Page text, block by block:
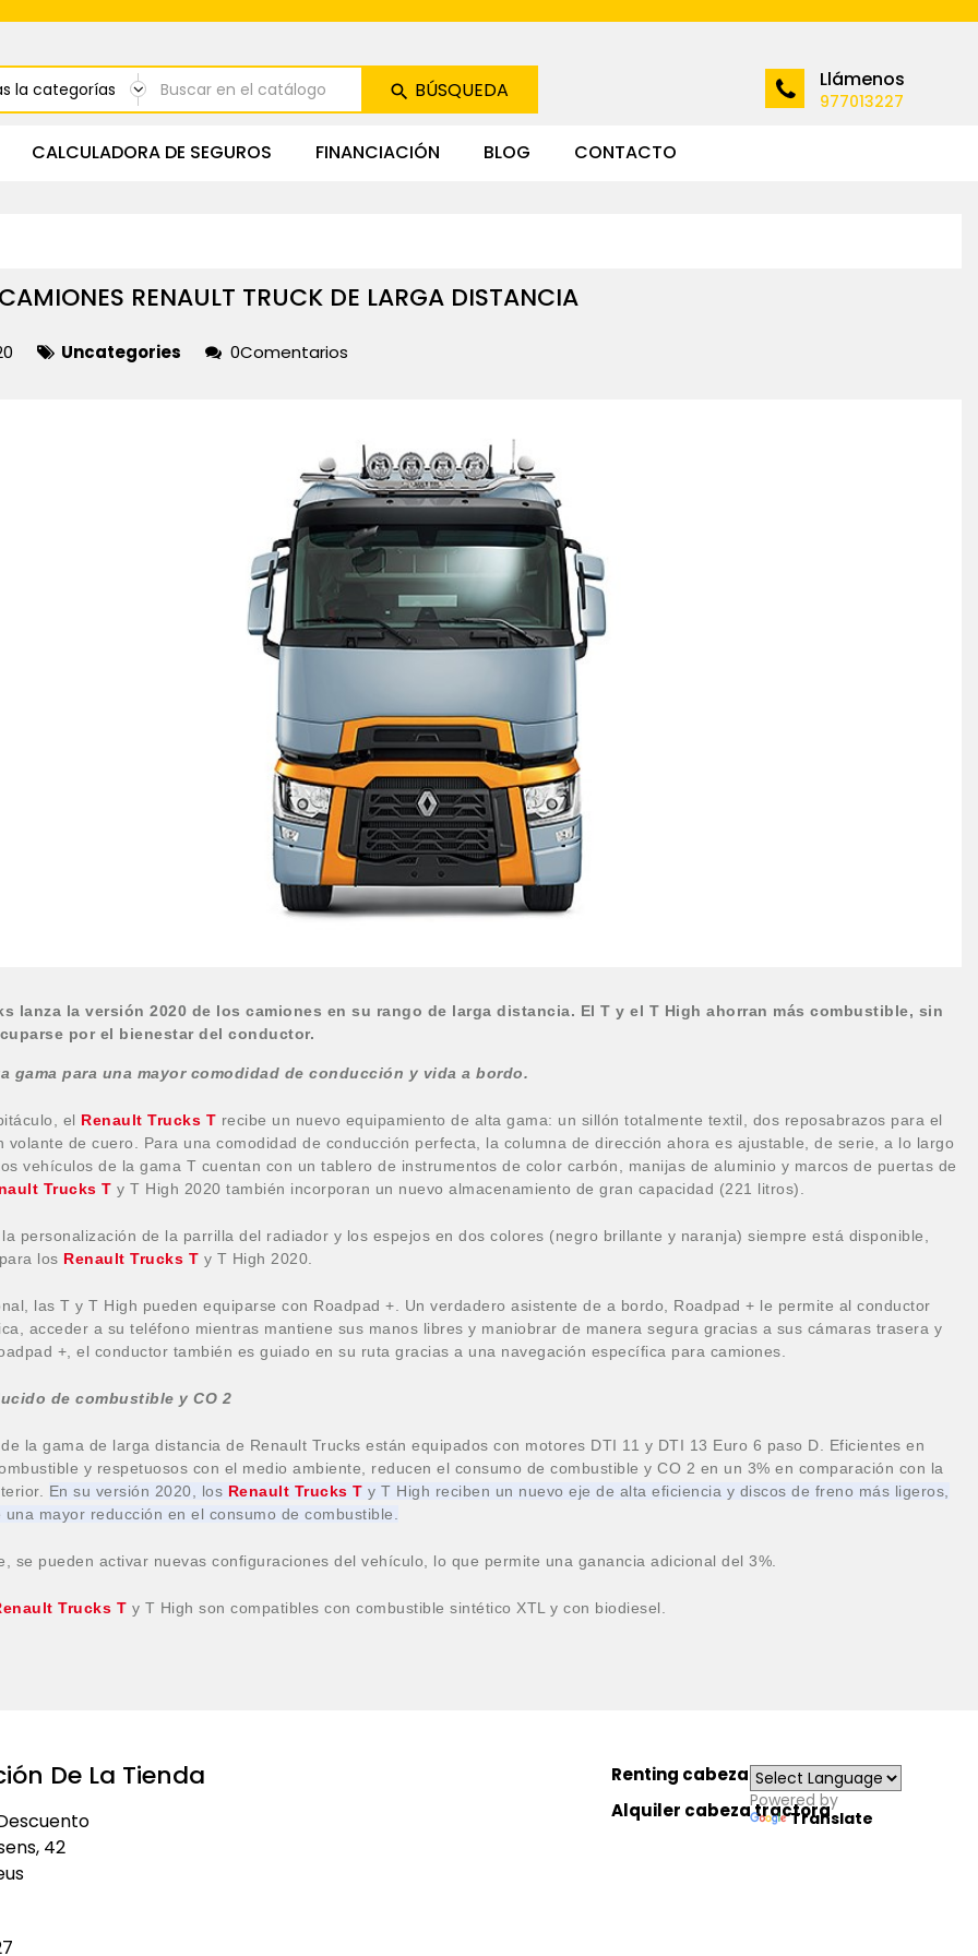
BÚSQUEDA Llámenos
977013227
CALCULADORA DE SEGUROS FINANCIACIÓN BLOG CONTACTO
RENAULT TRUCK DE LARGA DISTANCIA
Uncategories 0Comentarios
lanza la versión 2020 de los camiones en su rango de larga distancia. El T y el T High ahorran más combustible, sin
por el bienestar del conductor.
gama para una mayor comodidad de conducción y vida a bordo.
el Renault Trucks T recibe un nuevo equipamiento de alta gama: un sillón totalmente textil, dos reposabrazos para el
volante de cuero.
Para una comodidad de conducción perfecta, la columna de dirección ahora es ajustable, de serie, a lo largo
vehículos de la gama T cuentan con un tablero de instrumentos de color carbón, manijas de aluminio y marcos de puertas de
Trucks T y T High 2020 también incorporan un nuevo almacenamiento de gran capacidad (221 litros).
personalización de la parrilla del radiador y los espejos en dos colores (negro brillante y naranja) siempre está disponible,
los Renault Trucks T y T High 2020.
las T y T High pueden equiparse con Roadpad +.
Un verdadero asistente de a bordo, Roadpad + le permite al conductor
acceder a su teléfono mientras mantiene sus manos libres y maniobrar de manera segura gracias a sus cámaras trasera y
+, el conductor también es guiado en su ruta gracias a una navegación específica para camiones.
de combustible y CO 2
la gama de larga distancia de Renault Trucks están equipados con motores DTI 11 y DTI 13 Euro 6 paso D. Eficientes en
y respetuosos con el medio ambiente, reducen el consumo de combustible y CO 2 en un 3% en comparación con la
En su versión 2020, los Renault Trucks T y T High reciben un nuevo eje de alta eficiencia y discos de freno más ligeros,
mayor reducción en el consumo de combustible.
se pueden activar nuevas configuraciones del vehículo, lo que permite una ganancia adicional del 3%.
Trucks T y T High son compatibles con combustible sintético XTL y con biodiesel.
De La Tienda
42
Powered by
Translate
Renting cabeza tractora
Alquiler cabeza tractora